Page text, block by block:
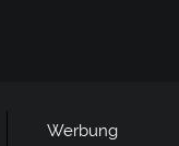
Werbung